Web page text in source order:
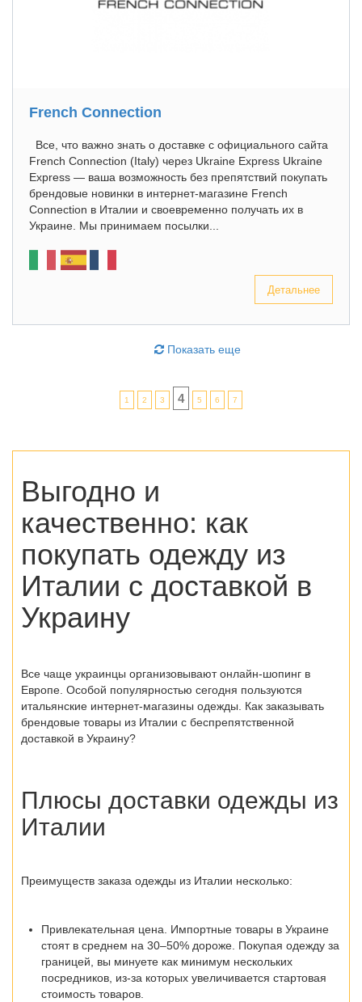
French Connection
Все, что важно знать о доставке с официального сайта
French Connection (Italy) через Ukraine Express Ukraine
Express — ваша возможность без препятствий покупать
брендовые новинки в интернет-магазине French
Connection в Италии и своевременно получать их в
Украине. Мы принимаем посылки...
Детальнее
Показать еще
1 2 3 4 5 6 7
Выгодно и
качественно: как
покупать одежду из
Италии с доставкой в
Украину
Все чаще украинцы организовывают онлайн-шопинг в
Европе. Особой популярностью сегодня пользуются
итальянские интернет-магазины одежды . Как заказывать
брендовые товары из Италии с беспрепятственной
доставкой в Украину?
Плюсы доставки одежды из
Италии
Преимуществ заказа одежды из Италии несколько:
Привлекательная цена . Импортные товары в Украине
стоят в среднем на 30–50% дороже. Покупая одежду за
границей, вы минуете как минимум нескольких
посредников, из-за которых увеличивается стартовая
стоимость товаров.